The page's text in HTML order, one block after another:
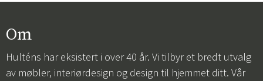
Om
Hulténs har eksistert i over 40 år. Vi tilbyr et bredt utvalg
av møbler, interiørdesign og design til hjemmet ditt. Vår